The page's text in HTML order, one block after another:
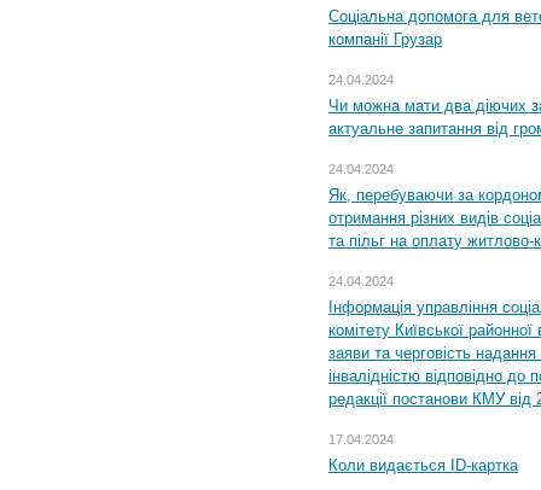
Соціальна допомога для
компанії Грузар
24.04.2024
Чи можна мати два діючих
актуальне запитання від
24.04.2024
Як, перебуваючи за
отримання різних видів
та пільг на оплату
24.04.2024
Інформація управління
комітету Київської
заяви та черговість надання
інвалідністю відповідно
редакції постанови КМУ
17.04.2024
Коли видається ID-картка